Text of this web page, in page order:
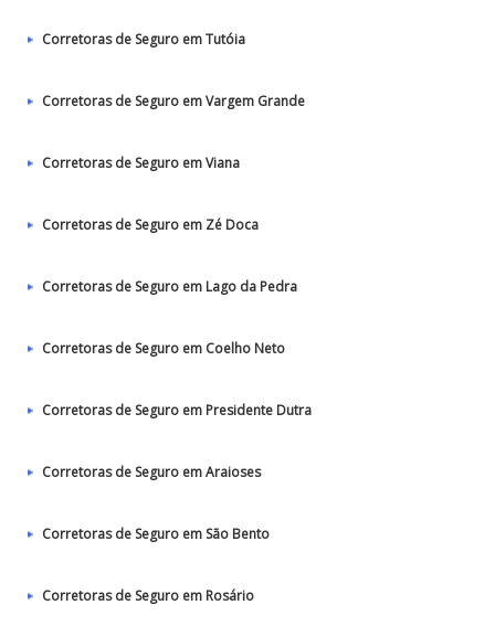
Corretoras de Seguro em Tutóia
Corretoras de Seguro em Vargem Grande
Corretoras de Seguro em Viana
Corretoras de Seguro em Zé Doca
Corretoras de Seguro em Lago da Pedra
Corretoras de Seguro em Coelho Neto
Corretoras de Seguro em Presidente Dutra
Corretoras de Seguro em Araioses
Corretoras de Seguro em São Bento
Corretoras de Seguro em Rosário